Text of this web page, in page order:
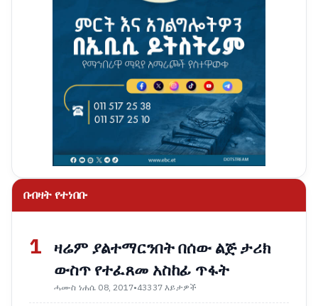
በብዛት የተነበቡ
1 ዛሬም ያልተማርንበት በሰው ልጅ ታሪክ
ውስጥ የተፈጸመ አስከፊ ጥፋት
ሓሙስ ነሐሴ 08, 2017•43337 እይታዎች